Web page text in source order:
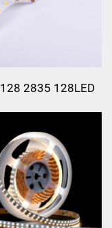
2835 128LED